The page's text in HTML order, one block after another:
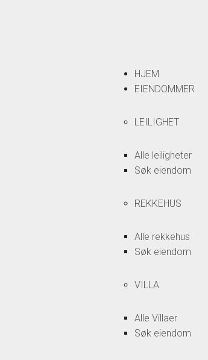
HJEM
EIENDOMMER
LEILIGHET
Alle leiligheter
Søk eiendom
REKKEHUS
Alle rekkehus
Søk eiendom
VILLA
Alle Villaer
Søk eiendom